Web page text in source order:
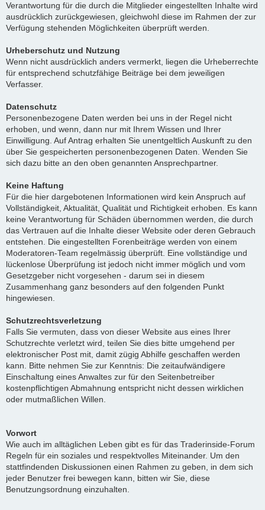
Verantwortung für die durch die Mitglieder eingestellten Inhalte wird
ausdrücklich zurückgewiesen, gleichwohl diese im Rahmen der zur
Verfügung stehenden Möglichkeiten überprüft werden.
Urheberschutz und Nutzung
Wenn nicht ausdrücklich anders vermerkt, liegen die Urheberrechte
für entsprechend schutzfähige Beiträge bei dem jeweiligen
Verfasser.
Datenschutz
Personenbezogene Daten werden bei uns in der Regel nicht
erhoben, und wenn, dann nur mit Ihrem Wissen und Ihrer
Einwilligung. Auf Antrag erhalten Sie unentgeltlich Auskunft zu den
über Sie gespeicherten personenbezogenen Daten. Wenden Sie
sich dazu bitte an den oben genannten Ansprechpartner.
Keine Haftung
Für die hier dargebotenen Informationen wird kein Anspruch auf
Vollständigkeit, Aktualität, Qualität und Richtigkeit erhoben. Es kann
keine Verantwortung für Schäden übernommen werden, die durch
das Vertrauen auf die Inhalte dieser Website oder deren Gebrauch
entstehen. Die eingestellten Forenbeiträge werden von einem
Moderatoren-Team regelmässig überprüft. Eine vollständige und
lückenlose Überprüfung ist jedoch nicht immer möglich und vom
Gesetzgeber nicht vorgesehen - darum sei in diesem
Zusammenhang ganz besonders auf den folgenden Punkt
hingewiesen.
Schutzrechtsverletzung
Falls Sie vermuten, dass von dieser Website aus eines Ihrer
Schutzrechte verletzt wird, teilen Sie dies bitte umgehend per
elektronischer Post mit, damit zügig Abhilfe geschaffen werden
kann. Bitte nehmen Sie zur Kenntnis: Die zeitaufwändigere
Einschaltung eines Anwaltes zur für den Seitenbetreiber
kostenpflichtigen Abmahnung entspricht nicht dessen wirklichen
oder mutmaßlichen Willen.
Vorwort
Wie auch im alltäglichen Leben gibt es für das Traderinside-Forum
Regeln für ein soziales und respektvolles Miteinander. Um den
stattfindenden Diskussionen einen Rahmen zu geben, in dem sich
jeder Benutzer frei bewegen kann, bitten wir Sie, diese
Benutzungsordnung einzuhalten.